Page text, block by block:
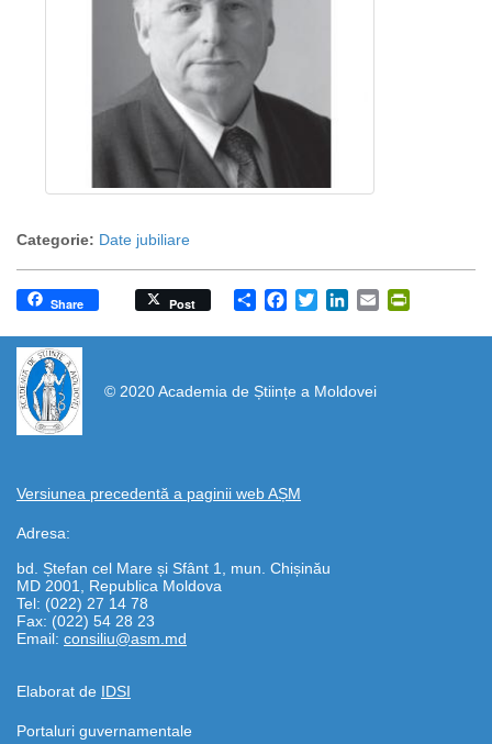
Categorie: Date jubiliare
Share
Share Post Facebook
TwitterLinkedIn
Email
© 2020 Academia de Științe a Moldovei
Versiunea precedentă a paginii web AȘM
Adresa:
bd. Ștefan cel Mare și Sfânt 1, mun. Chișinău
MD 2001, Republica Moldova
Tel: (022) 27 14 78
Fax: (022) 54 28 23
Email: consiliu@asm.md
Elaborat de IDSI
https://propletenie.ru/
Portaluri guvernamentale